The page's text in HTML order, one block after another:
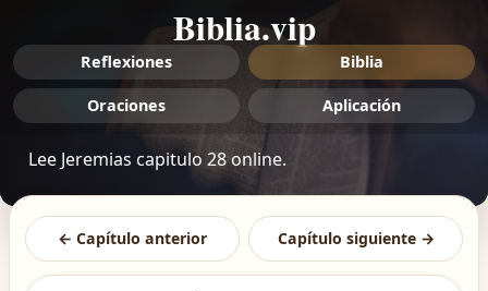
Biblia.vip
Reflexiones Biblia
Oraciones Aplicación
Lee Jeremias capitulo 28 online.
← Capítulo anterior Capítulo siguiente →